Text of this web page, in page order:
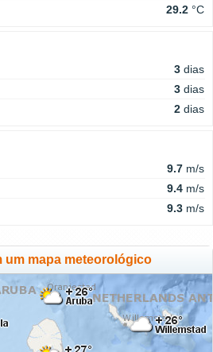
29.2 °C
3 dias
3 dias
2 dias
9.7 m/s
9.4 m/s
9.3 m/s
um mapa meteorológico